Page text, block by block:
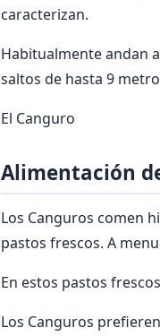
caracterizan.
Habitualmente andan
saltos de hasta 9
El Canguro
Alimentación
Los Canguros comen
pastos frescos. A
En estos pastos
Los Canguros